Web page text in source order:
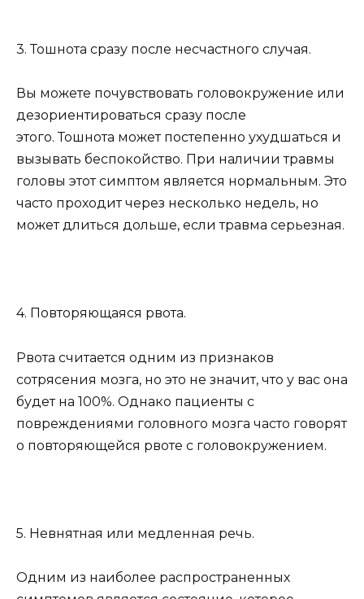
3. Тошнота сразу после несчастного случая.
Вы можете почувствовать головокружение или
дезориентироваться сразу после
этого. Тошнота может постепенно ухудшаться и
вызывать беспокойство. При наличии травмы
головы этот симптом является нормальным. Это
часто проходит через несколько недель, но
может длиться дольше, если травма серьезная.
4. Повторяющаяся рвота.
Рвота считается одним из признаков
сотрясения мозга, но это не значит, что у вас она
будет на 100%. Однако пациенты с
повреждениями головного мозга часто говорят
о повторяющейся рвоте с головокружением.
5. Невнятная или медленная речь.
Одним из наиболее распространенных